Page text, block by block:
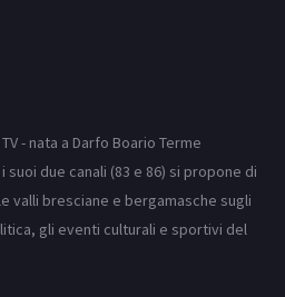
- nata a Darfo Boario Terme
due canali (83 e 86) si propone di
valli bresciane e bergamasche sugli
gli eventi culturali e sportivi del